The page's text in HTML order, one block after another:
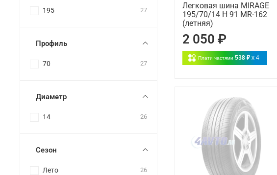
Легковая шина MIRAGE
195/70/14 H 91 MR-162
(летняя)
2 050 ₽
Плати частями 538 ₽ x 4
195 27
Профиль
70 27
Диаметр
14 26
Сезон
Лето 26